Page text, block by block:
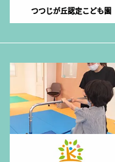
つつじが丘認定こども園